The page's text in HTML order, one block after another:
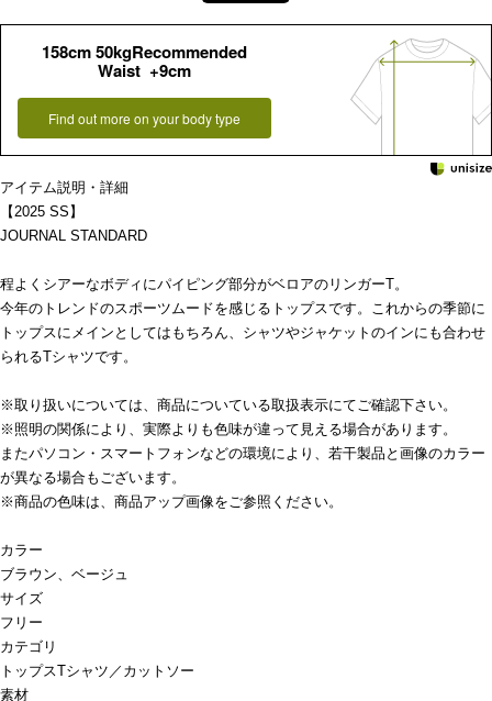
158cm 50kgRecommended
Waist +9cm
Find out more on your body type
アイテム説明・詳細
【2025 SS】
JOURNAL STANDARD
程よくシアーなボディにパイピング部分がベロアのリンガーT。
今年のトレンドのスポーツムードを感じるトップスです。これからの季節に
トップスにメインとしてはもちろん、シャツやジャケットのインにも合わせ
られるTシャツです。
※取り扱いについては、商品についている取扱表示にてご確認下さい。
※照明の関係により、実際よりも色味が違って見える場合があります。
またパソコン・スマートフォンなどの環境により、若干製品と画像のカラー
が異なる場合もございます。
※商品の色味は、商品アップ画像をご参照ください。
カラー
ブラウン、ベージュ
サイズ
フリー
カテゴリ
トップスTシャツ／カットソー
素材